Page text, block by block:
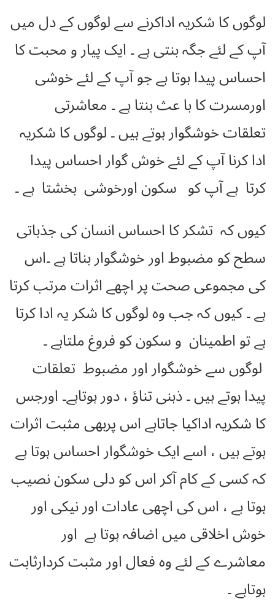
لوگوں کا شکریہ اداکرنے سے لوگوں کے دل میں
آپ کے لئے جگہ بنتی ہے ۔ ایک پیار و محبت کا
احساس پیدا ہوتا ہے جو آپ کے لئے خوشی
اورمسرت کا با عث بنتا ہے ۔ معاشرتی
تعلقات خوشگوار ہوتے ہیں ۔ لوگوں کا شکریہ
ادا کرنا آپ کے لئے خوش گوار احساس پیدا
کرتا ہے آپ کو سکون اورخوشی بخشتا ہے ۔
کیوں کہ تشکر کا احساس انسان کی جذباتی
سطح کو مضبوط اور خوشگوار بناتا ہے ۔اس
کی مجموعی صحت پر اچھے اثرات مرتب کرتا
ہے ۔ کیوں کہ جب وہ لوگوں کا شکر یہ ادا کرتا
ہے تو اطمینان و سکون کو فروغ ملتاہے ۔
لوگوں سے خوشگوار اور مضبوط تعلقات
پیدا ہوتے ہیں ۔ ذہنی تناؤ ، دور ہوتاہے۔ اورجس
کا شکریہ اداکیا جاتاہے اس پربھی مثبت اثرات
ہوتے ہیں ، اسے ایک خوشگوار احساس ہوتا ہے
کہ کسی کے کام آکر اس کو دلی سکون نصیب
ہوتا ہے ، اس کی اچھی عادات اور نیکی اور
خوش اخلاقی میں اضافہ ہوتا ہے اور
معاشرے کے لئے وہ فعال اور مثبت کردارثابت
ہوتاہے ۔